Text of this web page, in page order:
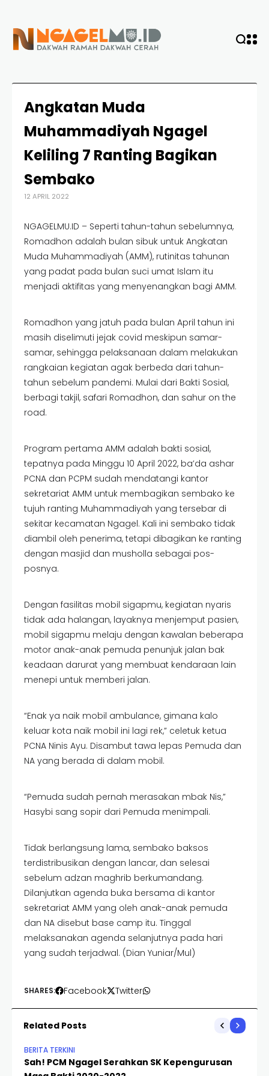
Angkatan Muda
Muhammadiyah Ngagel
Keliling 7 Ranting Bagikan
Sembako
12 APRIL 2022
NGAGELMU.ID – Seperti tahun-tahun sebelumnya,
Romadhon adalah bulan sibuk untuk Angkatan
Muda Muhammadiyah (AMM), rutinitas tahunan
yang padat pada bulan suci umat Islam itu
menjadi aktifitas yang menyenangkan bagi AMM.
Romadhon yang jatuh pada bulan April tahun ini
masih diselimuti jejak covid meskipun samar-
samar, sehingga pelaksanaan dalam melakukan
rangkaian kegiatan agak berbeda dari tahun-
tahun sebelum pandemi. Mulai dari Bakti Sosial,
berbagi takjil, safari Romadhon, dan sahur on the
road.
Program pertama AMM adalah bakti sosial,
tepatnya pada Minggu 10 April 2022, ba’da ashar
PCNA dan PCPM sudah mendatangi kantor
sekretariat AMM untuk membagikan sembako ke
tujuh ranting Muhammadiyah yang tersebar di
sekitar kecamatan Ngagel. Kali ini sembako tidak
diambil oleh penerima, tetapi dibagikan ke ranting
dengan masjid dan musholla sebagai pos-
posnya.
Dengan fasilitas mobil sigapmu, kegiatan nyaris
tidak ada halangan, layaknya menjemput pasien,
mobil sigapmu melaju dengan kawalan beberapa
motor anak-anak pemuda penunjuk jalan bak
keadaan darurat yang membuat kendaraan lain
menepi untuk memberi jalan.
“Enak ya naik mobil ambulance, gimana kalo
keluar kota naik mobil ini lagi rek,” celetuk ketua
PCNA Ninis Ayu. Disambut tawa lepas Pemuda dan
NA yang berada di dalam mobil.
“Pemuda sudah pernah merasakan mbak Nis,”
Hasybi sang sopir dari Pemuda menimpali.
Tidak berlangsung lama, sembako baksos
terdistribusikan dengan lancar, dan selesai
sebelum adzan maghrib berkumandang.
Dilanjutkan agenda buka bersama di kantor
sekretariat AMM yang oleh anak-anak pemuda
dan NA disebut base camp itu. Tinggal
melaksanakan agenda selanjutnya pada hari
yang sudah terjadwal. (Dian Yuniar/Mul)
SHARES: Facebook Twitter
Related Posts
BERITA TERKINI
Sah! PCM Ngagel Serahkan SK Kepengurusan